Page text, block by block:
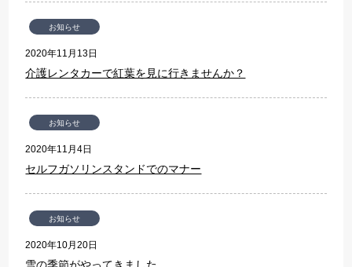
2020年11月13日
お知らせ
介護レンタカーで紅葉を見に行きませんか？
2020年11月4日
お知らせ
セルフガソリンスタンドでのマナー
2020年10月20日
お知らせ